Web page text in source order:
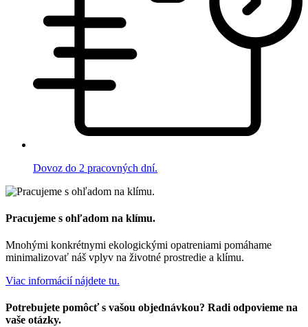
Dovoz do 2 pracovných dní.
Pracujeme s ohľadom na klímu.
Mnohými konkrétnymi ekologickými opatreniami pomáhame
minimalizovať náš vplyv na životné prostredie a klímu.
Viac informácií nájdete tu.
Potrebujete pomôcť s vašou objednávkou? Radi odpovieme na
vaše otázky.